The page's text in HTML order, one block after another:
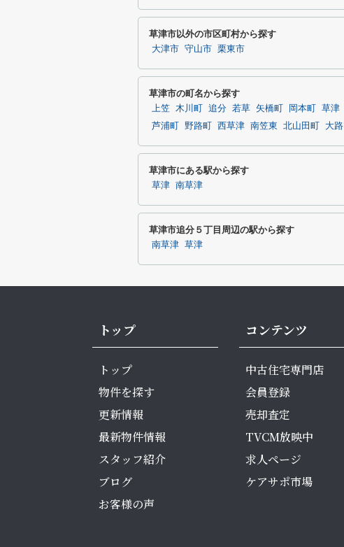
草津市以外の市区町村から探す
大津市 守山市 栗東市
草津市の町名から探す
上笠 木川町 追分 若草 矢橋町 岡本町 草津
芦浦町
野路町 西草津 南笠東 北山田町 大路
草津市にある駅から探す
草津 南草津
草津市追分５丁目周辺の駅から探す
南草津 草津
トップ
トップ
物件を探す
更新情報
最新物件情報
スタッフ紹介
ブログ
お客様の声
コンテンツ
中古住宅専門店
会員登録
売却査定
TVCM放映中
求人ページ
ケアサポ市場